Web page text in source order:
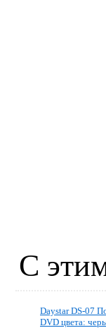
С
Daystar DS-07
DVD цвета: